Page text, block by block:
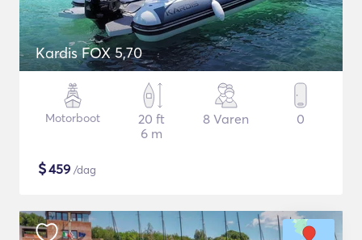
Kardis FOX 5,70
Motorboot
20 ft
6 m
8 Varen 0
$459 /dag